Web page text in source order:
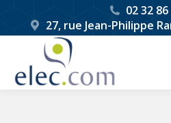
02 32
27, rue Jean-Philippe